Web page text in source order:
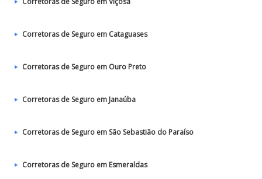
Corretoras de Seguro em Cataguases
Corretoras de Seguro em Ouro Preto
Corretoras de Seguro em Janaúba
Corretoras de Seguro em São Sebastião do Paraíso
Corretoras de Seguro em Esmeraldas